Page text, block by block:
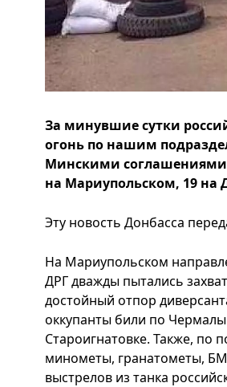
За минувшие сутки
огонь по нашим
Минскими соглашениями
на Мариупольском, 19 на
Эту новость Донбасса
На Мариупольском
ДРГ дважды пытались
достойный отпор
оккупанты били по
Староигнатовке. Также, по
минометы, гранатометы,
выстрелов из танка